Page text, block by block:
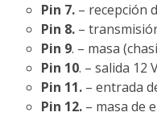
Pin 7. – recepción
Pin 8. –
Pin 9. – masa
Pin 10. – salida 12
Pin 11. – entrada
Pin 12. – masa de